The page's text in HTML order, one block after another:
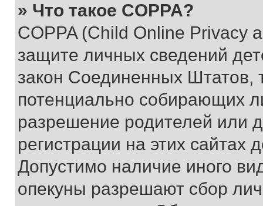
» Что такое COPPA?
COPPA (Child Online Privacy
защите личных сведений
закон Соединенных Штатов,
потенциально собирающих
разрешение родителей или
регистрации на этих сайтах
Допустимо наличие иного
опекуны разрешают сбор